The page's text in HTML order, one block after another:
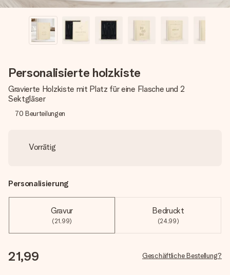
Personalisierte holzkiste
Gravierte Holzkiste mit Platz für eine Flasche und 2
Sektgläser
70 Beurteilungen
Vorrätig
Personalisierung
Gravur
(21,99)
Bedruckt
(24,99)
21,99 Geschäftliche Bestellung?